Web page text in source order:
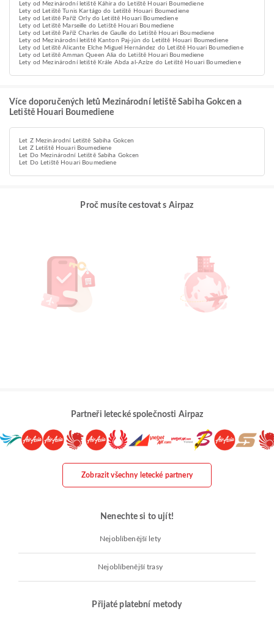
Lety od Mezinárodní letiště Káhira do Letiště Houari Boumediene
Lety od Letiště Tunis Kartágo do Letiště Houari Boumediene
Lety od Letiště Paříž Orly do Letiště Houari Boumediene
Lety od Letiště Marseille do Letiště Houari Boumediene
Lety od Letiště Paříž Charles de Gaulle do Letiště Houari Boumediene
Lety od Mezinárodní letiště Kanton Paj-jün do Letiště Houari Boumediene
Lety od Letiště Alicante Elche Miguel Hernández do Letiště Houari Boumediene
Lety od Letiště Amman Queen Alia do Letiště Houari Boumediene
Lety od Mezinárodní letiště Krále Abda al-Azíze do Letiště Houari Boumediene
Více doporučených letů Mezinárodní letiště Sabiha Gokcen a
Letiště Houari Boumediene
Let Z Mezinárodní Letiště Sabiha Gokcen
Let Z Letiště Houari Boumediene
Let Do Mezinárodní Letiště Sabiha Gokcen
Let Do Letiště Houari Boumediene
Proč musíte cestovat s Airpaz
Partneři letecké společnosti Airpaz
Zobrazit všechny letecké partnery
Nenechte si to ujít!
Nejoblíbenější lety
Nejoblíbenější trasy
Přijaté platební metody